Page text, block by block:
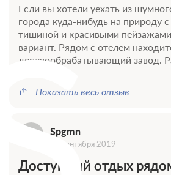
Если вы хотели уехать из
города куда-нибудь на природу
тишиной и красивыми
вариант. Рядом с отелем
деревообрабатывающий завод.
Показать весь отзыв
Spgmn
10 сентября 2019
Доступный отдых